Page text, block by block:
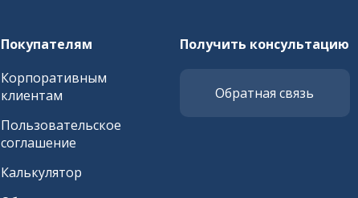
Покупателям
Корпоративным
клиентам
Пользовательское
соглашение
Калькулятор
Получить консультацию
Обратная связь